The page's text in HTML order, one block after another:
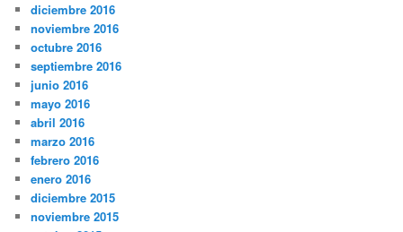
diciembre 2016
noviembre 2016
octubre 2016
septiembre 2016
junio 2016
mayo 2016
abril 2016
marzo 2016
febrero 2016
enero 2016
diciembre 2015
noviembre 2015